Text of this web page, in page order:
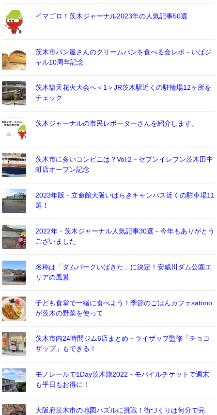
イマゴロ！茨木ジャーナル2023年の人気記事50選
茨木市パン屋さんのクリームパンを食べる会レポ－いばジ
ャル10周年記念
茨木辯天花火大会へ＜1＞JR茨木駅近くの駐輪場12ヶ所を
チェック
茨木ジャーナルの市民レポーターさんを紹介します。
茨木市に多いコンビニは？Vol.2－セブンイレブン茨木田中
町店オープン記念
2023年版・立命館大阪いばらきキャンパス近くの駐車場11
選！
2022年・茨木ジャーナル人気記事30選－今年もありがとう
ございました
名称は「ダムパークいばきた」に決定！安威川ダム公園エ
リアの風景
子ども食堂で一緒に食べよう！季節のごはんカフェsatono
が茨木の野菜を使って
茨木市内24時間ジム6店まとめ－ライザップ監修「チョコ
ザップ」もできる！
モノレールで1Day茨木旅2022－モバイルチケットで週末
も平日もお得に！
大阪府茨木市の地図パズルに挑戦！街づくりは何分で完